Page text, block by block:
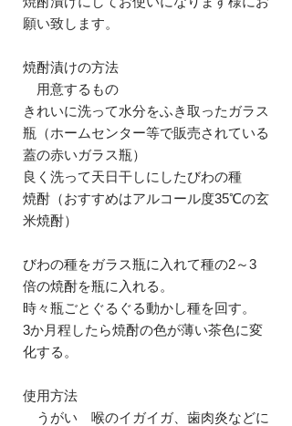
願い致します。
焼酎漬けの方法
用意するもの
きれいに洗って水分をふき取ったガラス
瓶（ホームセンター等で販売されている
蓋の赤いガラス瓶）
良く洗って天日干しにしたびわの種
焼酎（おすすめはアルコール度35℃の玄
米焼酎）
びわの種をガラス瓶に入れて種の2～3
倍の焼酎を瓶に入れる。
時々瓶ごとぐるぐる動かし種を回す。
3か月程したら焼酎の色が薄い茶色に変
化する。
使用方法
うがい 喉のイガイガ、歯肉炎などに